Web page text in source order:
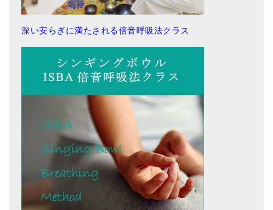
深い安らぎに満たされる倍音呼吸法クラス